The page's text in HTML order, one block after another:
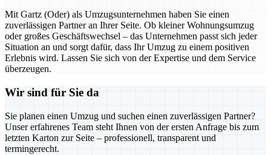
Mit Gartz (Oder) als Umzugsunternehmen haben Sie einen
zuverlässigen Partner an Ihrer Seite. Ob kleiner Wohnungsumzug
oder großes Geschäftswechsel – das Unternehmen passt sich jeder
Situation an und sorgt dafür, dass Ihr Umzug zu einem positiven
Erlebnis wird. Lassen Sie sich von der Expertise und dem Service
überzeugen.
Wir sind für Sie da
Sie planen einen Umzug und suchen einen zuverlässigen Partner?
Unser erfahrenes Team steht Ihnen von der ersten Anfrage bis zum
letzten Karton zur Seite – professionell, transparent und
termingerecht.